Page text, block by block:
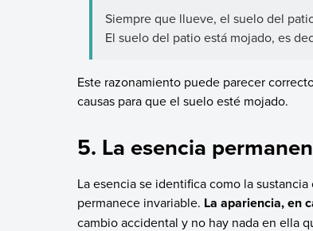
Siempre que llueve, el suelo del
El suelo del patio está mojado, es
Este razonamiento puede parecer
causas para que el suelo esté mojado.
5. La esencia
La esencia se identifica como la
permanece invariable. La apariencia, en
cambio accidental y no hay nada en ella